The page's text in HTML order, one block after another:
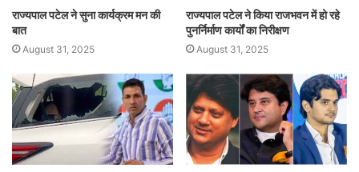
राज्यपाल पटेल ने सुना कार्यक्रम मन की
बात
August 31, 2025
राज्यपाल पटेल ने किया राजभवन में हो रहे
पुनर्निर्माण कार्यों का निरीक्षण
August 31, 2025